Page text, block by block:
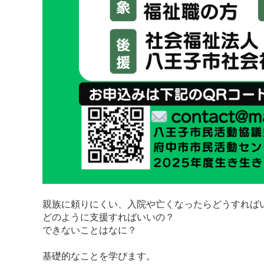
親族に頼りにくい、入院や亡くなったらどうすれば
どのように支援すればいいの？
できないことはなに？
基礎的なことを学びます。